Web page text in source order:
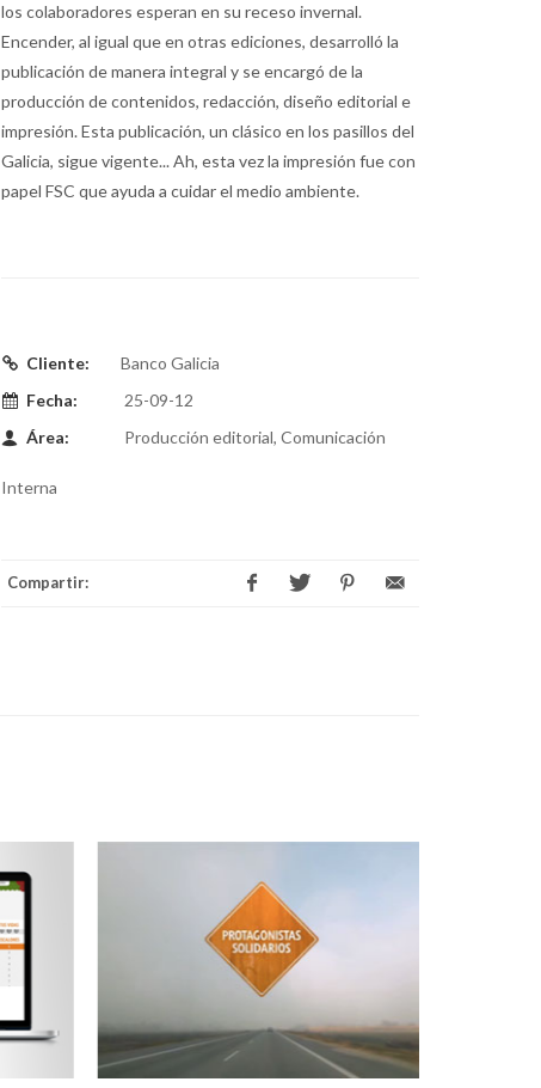
los colaboradores esperan en su receso invernal.
Encender, al igual que en otras ediciones, desarrolló la
publicación de manera integral y se encargó de la
producción de contenidos, redacción, diseño editorial e
impresión. Esta publicación, un clásico en los pasillos del
Galicia, sigue vigente... Ah, esta vez la impresión fue con
papel FSC que ayuda a cuidar el medio ambiente.
Cliente:
Banco Galicia
Fecha:
25-09-12
Área:
Producción editorial, Comunicación
Interna
Compartir: